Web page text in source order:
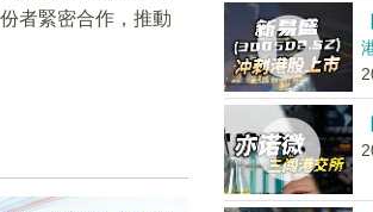
者緊密合作，推動